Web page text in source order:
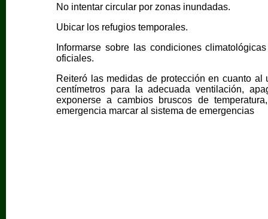
No intentar circular por zonas inundadas.
Ubicar los refugios temporales.
Informarse sobre las condiciones
oficiales.
Reiteró las medidas de protección en cuanto
centímetros para la adecuada ventilación,
exponerse a cambios bruscos de
emergencia marcar al sistema de emergencias